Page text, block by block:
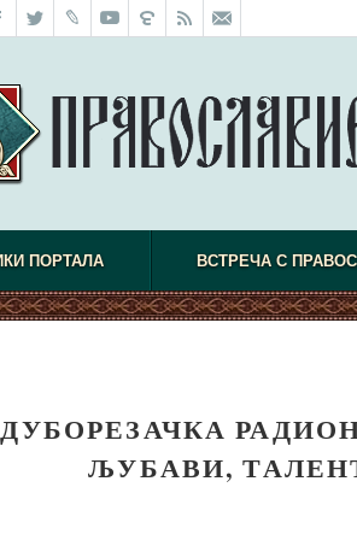
ПОРТАЛА ВСТРЕЧА С
ДУБОРЕЗАЧКА
ЉУБАВИ,